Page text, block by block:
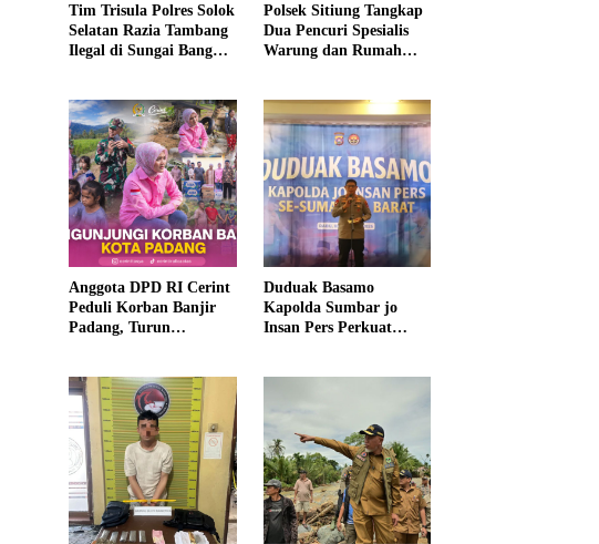
Tim Trisula Polres Solok
Selatan Razia Tambang
Ilegal di Sungai Bangko,
Polsek Sitiung Tangkap
Dua Pencuri Spesialis
Warung dan Rumah
Anggota DPD RI Cerint
Peduli Korban Banjir
Padang, Turun
Aspirasi Warga
Duduak Basamo
Kapolda Sumbar jo
Insan Pers Perkuat